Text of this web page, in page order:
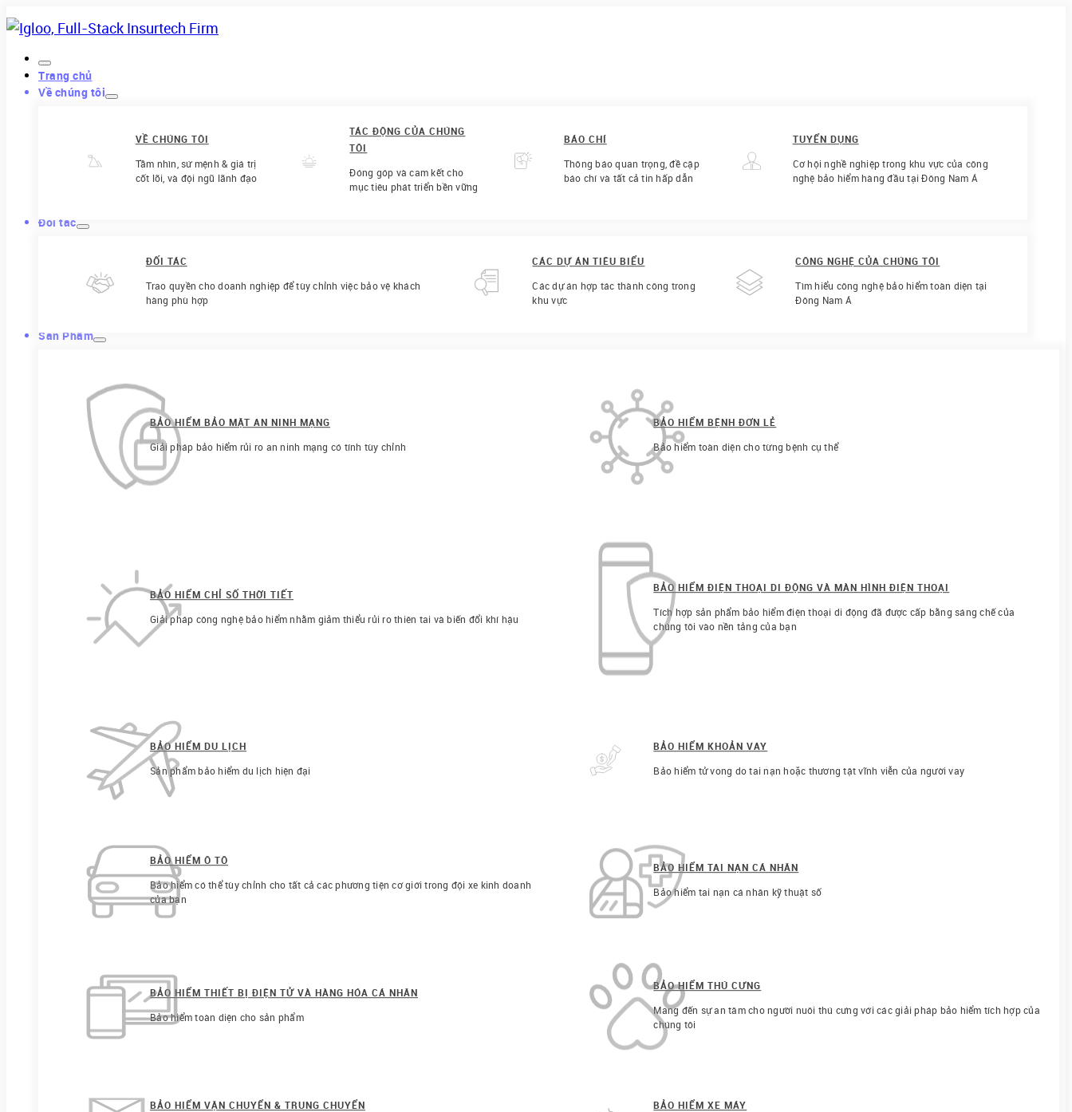
Trang chủ
Về chúng tôi
VỀ CHÚNG TÔI
Tầm nhìn, sứ mệnh & giá trị
cốt lõi, và đội ngũ lãnh đạo
TÁC ĐỘNG CỦA CHÚNG
TÔI
Đóng góp và cam kết cho
mục tiêu phát triển bền vững
BÁO CHÍ
Thông báo quan trọng, đề cập
báo chí và tất cả tin hấp dẫn
TUYỂN DỤNG
Cơ hội nghề nghiệp trong khu vực của công
nghệ bảo hiểm hàng đầu tại Đông Nam Á
Đối tác
ĐỐI TÁC
Trao quyền cho doanh nghiệp để tùy chỉnh việc bảo vệ khách
hàng phù hợp
CÁC DỰ ÁN TIÊU BIỂU
Các dự án hợp tác thành công trong
khu vực
CÔNG NGHỆ CỦA CHÚNG TÔI
Tìm hiểu công nghệ bảo hiểm toàn diện tại
Đông Nam Á
Sản Phẩm
BẢO HIỂM BẢO MẬT AN NINH MẠNG
Giải pháp bảo hiểm rủi ro an ninh mạng có tính tùy chỉnh
BẢO HIỂM BỆNH ĐƠN LẺ
Bảo hiểm toàn diện cho từng bệnh cụ thể
BẢO HIỂM CHỈ SỐ THỜI TIẾT
Giải pháp công nghệ bảo hiểm nhằm giảm thiểu rủi ro thiên tai và biến đổi khí hậu​
BẢO HIỂM ĐIỆN THOẠI DI ĐỘNG VÀ MÀN HÌNH ĐIỆN THOẠI
Tích hợp sản phẩm bảo hiểm điện thoại di động đã được cấp bằng sáng chế của
chúng tôi vào nền tảng của bạn
BẢO HIỂM DU LỊCH
Sản phẩm bảo hiểm du lịch hiện đại
BẢO HIỂM KHOẢN VAY
Bảo hiểm tử vong do tai nạn hoặc thương tật vĩnh viễn của người vay
BẢO HIỂM Ô TÔ
Bảo hiểm có thể tùy chỉnh cho tất cả các phương tiện cơ giới trong đội xe kinh doanh
của bạn
BẢO HIỂM TAI NẠN CÁ NHÂN
Bảo hiểm tai nạn cá nhân kỹ thuật số
BẢO HIỂM THIẾT BỊ ĐIỆN TỬ VÀ HÀNG HÓA CÁ NHÂN
Bảo hiểm toàn diện cho sản phẩm
BẢO HIỂM THÚ CƯNG
Mang đến sự an tâm cho người nuôi thú cưng với các giải pháp bảo hiểm tích hợp của
chúng tôi
BẢO HIỂM VẬN CHUYỂN & TRUNG CHUYỂN
BẢO HIỂM XE MÁY